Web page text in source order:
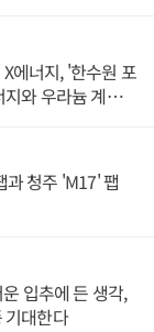
에너지, '한수원 포
와 우라늄 계약
과 청주 'M17' 팹
입추에 든 생각,
기대한다